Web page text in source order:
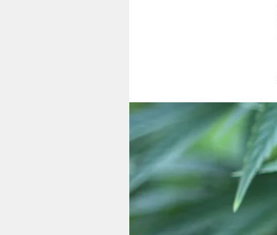
berlin
nord
wahrheit